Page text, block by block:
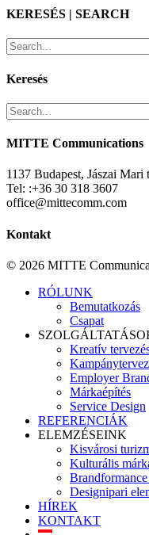
KERESÉS | SEARCH
Keresés
MITTE Communications
1137 Budapest, Jászai Mari
Tel: :+36 30 318 3607
office@mittecomm.com
Kontakt
© 2026 MITTE
Close
RÓLUNK
Bemutatkozás
Csapat
Kreatív
Employer
Márkaépítés
Service Design
REFERENCIÁK
ELEMZÉSEINK
Kisvárosi
Kulturális
Brandformance
Designipari
HÍREK
KONTAKT